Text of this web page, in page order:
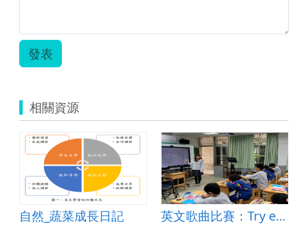
發表
相關資源
自然_蔬菜成長日記 英文歌曲比賽：Try everything